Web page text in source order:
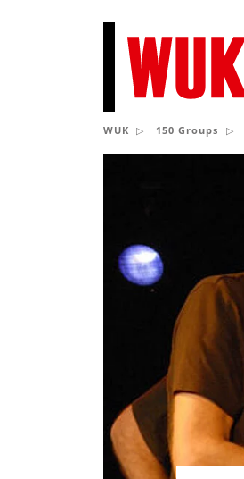
WUK 150 Groups